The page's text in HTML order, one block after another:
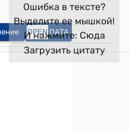
OPEN DATA
Ошибка в тексте?
Выделите ее мышкой!
И нажмите: Сюда
Загрузить цитату